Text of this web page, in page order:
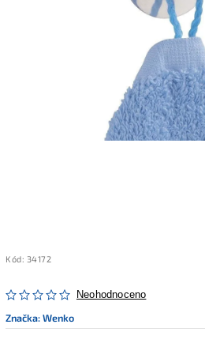
Kód: 34172
Neohodnoceno
Značka:Wenko